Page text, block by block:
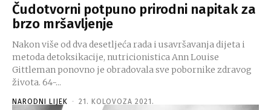
Čudotvorni potpuno prirodni napitak za
brzo mršavljenje
Nakon više od dva desetljeća rada i usavršavanja dijeta i
metoda detoksikacije, nutricionistica Ann Louise
Gittleman ponovno je obradovala sve pobornike zdravog
života. 64-...
NARODNI LIJEK - 21. KOLOVOZA 2021.